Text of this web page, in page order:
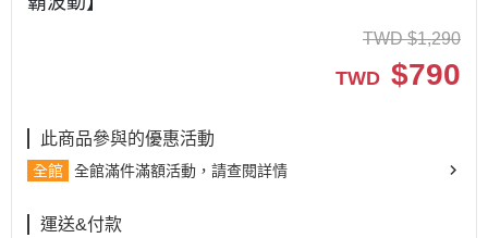
TWD $1,290
TWD $790
此商品參與的優惠活動
全館 全館滿件滿額活動，請查閱詳情
運送&付款